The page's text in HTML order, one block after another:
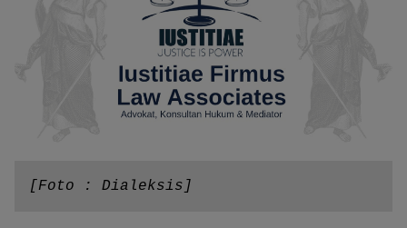
[Foto : Dialeksis]